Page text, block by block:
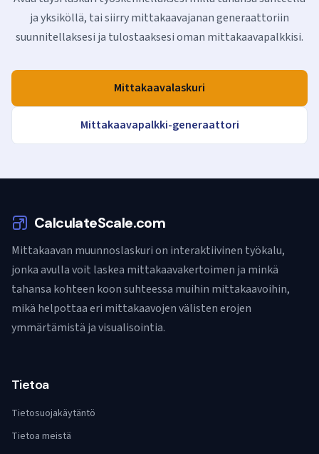
ja yksiköllä, tai siirry mittakaavajanan generaattoriin
suunnitellaksesi ja tulostaaksesi oman mittakaavapalkkisi.
Mittakaavalaskuri
Mittakaavapalkki-generaattori
CalculateScale.com
Mittakaavan muunnoslaskuri on interaktiivinen työkalu,
jonka avulla voit laskea mittakaavakertoimen ja minkä
tahansa kohteen koon suhteessa muihin mittakaavoihin,
mikä helpottaa eri mittakaavojen välisten erojen
ymmärtämistä ja visualisointia.
Tietoa
Tietosuojakäytäntö
Tietoa meistä